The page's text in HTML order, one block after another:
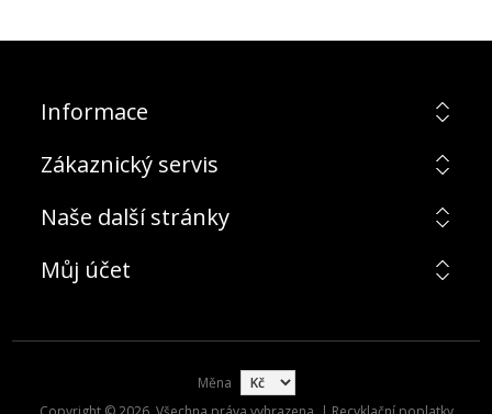
Informace
Zákaznický servis
Naše další stránky
Můj účet
Měna